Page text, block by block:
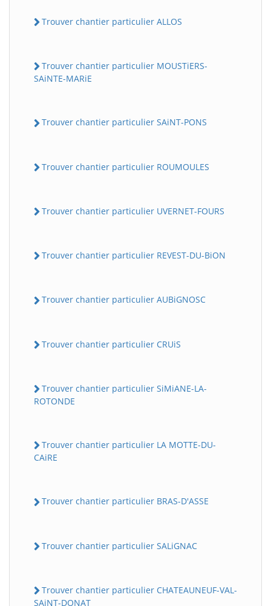
Trouver chantier particulier ALLOS
Trouver chantier particulier MOUSTiERS-
SAiNTE-MARiE
Trouver chantier particulier SAiNT-PONS
Trouver chantier particulier ROUMOULES
Trouver chantier particulier UVERNET-FOURS
Trouver chantier particulier REVEST-DU-BiON
Trouver chantier particulier AUBiGNOSC
Trouver chantier particulier CRUiS
Trouver chantier particulier SiMiANE-LA-
ROTONDE
Trouver chantier particulier LA MOTTE-DU-
CAiRE
Trouver chantier particulier BRAS-D'ASSE
Trouver chantier particulier SALiGNAC
Trouver chantier particulier CHATEAUNEUF-VAL-
SAiNT-DONAT